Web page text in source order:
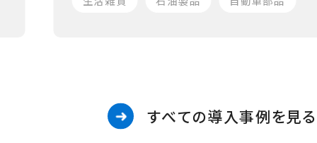
すべての導入事例を見る